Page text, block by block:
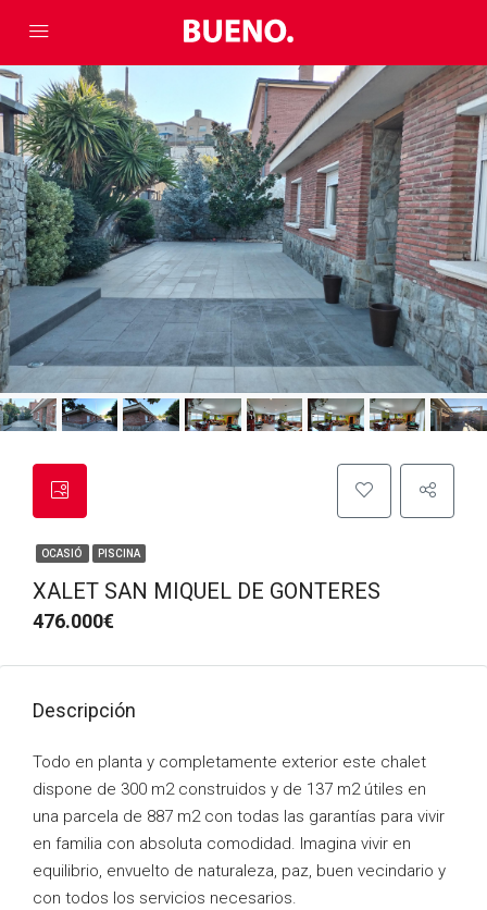
OCASIÓ PISCINA
XALET SAN MIQUEL DE GONTERES
476.000€
Descripción
Todo en planta y completamente exterior este chalet
dispone de 300 m2 construidos y de 137 m2 útiles en
una parcela de 887 m2 con todas las garantías para vivir
en familia con absoluta comodidad. Imagina vivir en
equilibrio, envuelto de naturaleza, paz, buen vecindario y
con todos los servicios necesarios.